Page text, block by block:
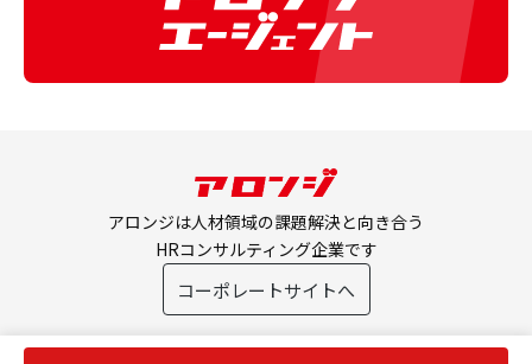
アロンジは人材領域の課題解決と向き合う
HRコンサルティング企業です
コーポレートサイトへ